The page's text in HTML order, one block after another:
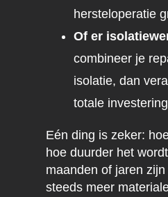
hersteloperatie
Of er
combineer je
isolatie, dan
totale investering
Eén ding is zeker:
hoe duurder het
maanden of jaren
steeds meer